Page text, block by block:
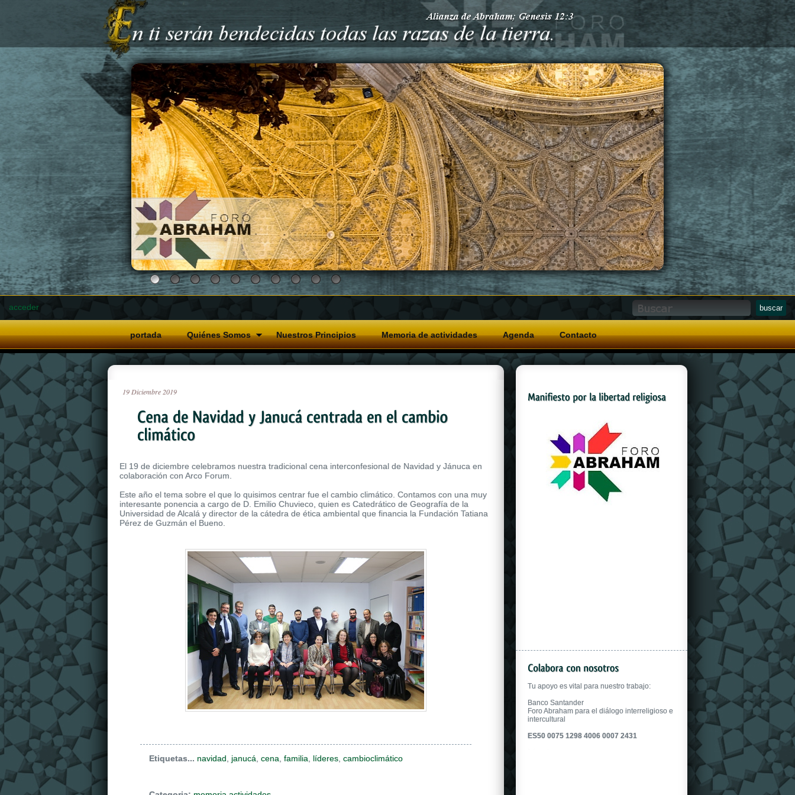
acceder
portada Quiénes Somos Nuestros Principios Memoria de actividades Agenda Contacto
19 Diciembre 2019
El 19 de diciembre celebramos nuestra tradicional cena interconfesional de Navidad y Jánuca en
colaboración con Arco Forum.
Este año el tema sobre el que lo quisimos centrar fue el cambio climático. Contamos con una muy
interesante ponencia a cargo de D. Emilio Chuvieco, quien es Catedrático de Geografía de la
Universidad de Alcalá y director de la cátedra de ética ambiental que financia la Fundación Tatiana
Pérez de Guzmán el Bueno.
Etiquetas... navidad janucá cena familia líderes cambioclimático
Tu apoyo es vital para nuestro trabajo:
Banco Santander
Foro Abraham para el diálogo interreligioso e
intercultural
ES50 0075 1298 4006 0007 2431